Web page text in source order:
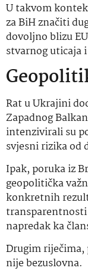
U takvom
za BiH značiti
dovoljno blizu
stvarnog uticaja
Rat u Ukrajini
Zapadnog
intenzivirali su
svjesni rizika od
Ipak, poruka iz
geopolitička
konkretnih
napredak ka
Drugim
nije bezuslovna.